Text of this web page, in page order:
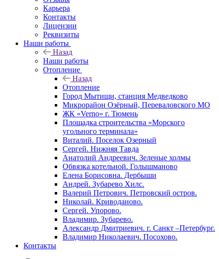
Карьера
Контакты
Лицензии
Реквизиты
Наши работы
Назад
Наши работы
Отопление
Назад
Отопление
Город Мытищи, станция Медведково
Микрорайон Озёрный, Переваловского МО
ЖК «Verno» г. Тюмень
Площадка строительства «Морского
угольного терминала»
Виталий. Поселок Озерный
Сергей. Нижняя Тавда
Анатолий Андреевич. Зеленые холмы
Обвязка котельной. Голышманово
Елена Борисовна. Дербыши
Андрей. Зубарево Хилс.
Валерий Петрович. Петровский остров.
Николай. Криводаново.
Сергей. Упорово.
Владимир. Зубарево.
Александр Дмитриевич. г. Санкт –Петербург.
Владимир Николаевич. Посохово.
Контакты